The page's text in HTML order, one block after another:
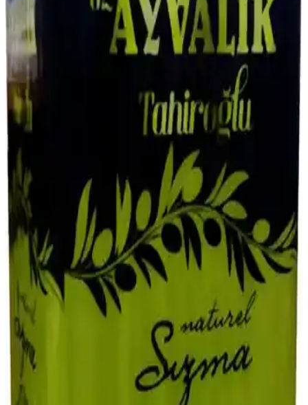
Farro, arpa, teff, karabuğday ve millet gibi az kullanılan tahıllar,
farklı tatları ve yüksek besin değerleriyle mutfaklarda çeşitlilik sunar.
Pişirme ve depolama önerileriyle sağlıklı beslenmeye katkı sağlarlar.
Gıdaların Daha Hızlı Bozulmasının Nedenleri ve
Etkileyen Faktörler
Gıdaların daha hızlı bozulmasının nedenleri arasında uzun tedarik
zincirleri, mevsim dışı ürünler, pestisit kısıtlamaları, iklim değişikliği
ve yanlış saklama koşulları bulunuyor. Doğru saklama ve bilinçli
tüketim önemlidir.
Un Fiyatlarını Etkileyen Temel Faktörler ve Piyasa
Dinamikleri Analizi
Un fiyatları, üretim maliyetleri ve piyasa arz-talep dengelerine bağlı
olarak değişir. Buğday fiyatları, döviz kuru ve iklim olayları fiyatları
etkiler, tüketici ve marketler fiyat dalgalanmalarını yakından takip
Kabak Çeşitleri ve Kullanım Alanları: Sağlıklı ve
Çok Yönlü Sebze Özellikleri
Kabakların farklı türleri, mutfaktaki çok yönlü kullanımları ve
tarımsal önemi hakkında detaylar içerir. Sağlıklı yaşam ve
sürdürülebilir tarım trendleriyle kabak üretimi ve tüketimi artış
gösteriyor.
Sirken Gübresi: Organik ve Doğal Gübrelerin